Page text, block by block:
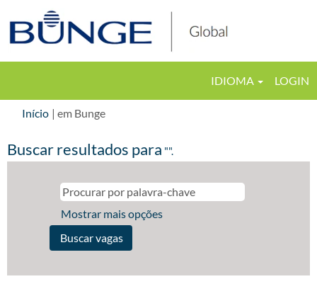
IDIOMA LOGIN
Início | em Bunge(página
Buscar resultados para "".
Mostrar mais opções